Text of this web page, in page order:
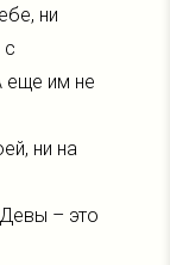
ни
с
еще им не
ни на
– это